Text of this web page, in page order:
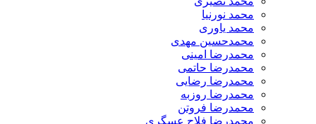
محمد نورنیا
محمد یاوری
محمدحسین مهدی
محمدرضا امینی
محمدرضا حاتمی
محمدرضا رضایی
محمدرضا روزبه
محمدرضا فروتن
محمدرضا فلاح عسگری